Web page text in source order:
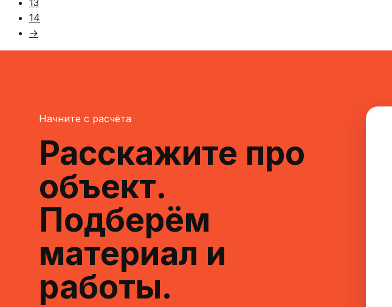
13
14
→
Начните с расчёта
Расскажите про
объект.
Подберём
материал и
работы.